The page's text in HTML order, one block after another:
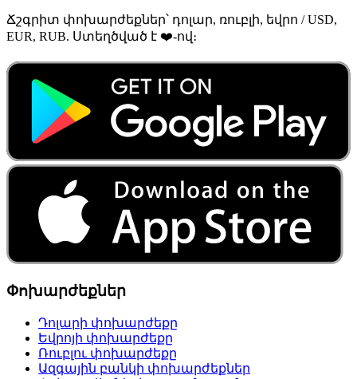
Ճշգրիտ փոխարժեքներ՝ դոլար, ռուբլի, եվրո / USD,
EUR, RUB. Ստեղծված է ❤️-ով։
Փոխարժեքներ
Դոլարի փոխարժեքը
Եվրոյի փոխարժեքը
Ռուբլու փոխարժեքը
Ազգային բանկի փոխարժեքներ